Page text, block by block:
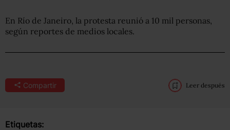
En Río de Janeiro, la protesta reunió a 10 mil personas,
según reportes de medios locales.
Compartir Leer después
Etiquetas: